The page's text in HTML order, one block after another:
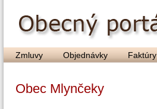
Zmluvy Objednávky Faktúry
Obec Mlynčeky